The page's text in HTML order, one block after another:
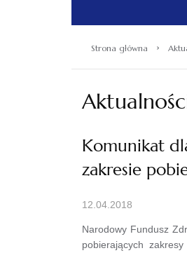
Strona główna ›
Komunikat
zakresie
12.04.2018
Narodowy Fundusz
pobierających